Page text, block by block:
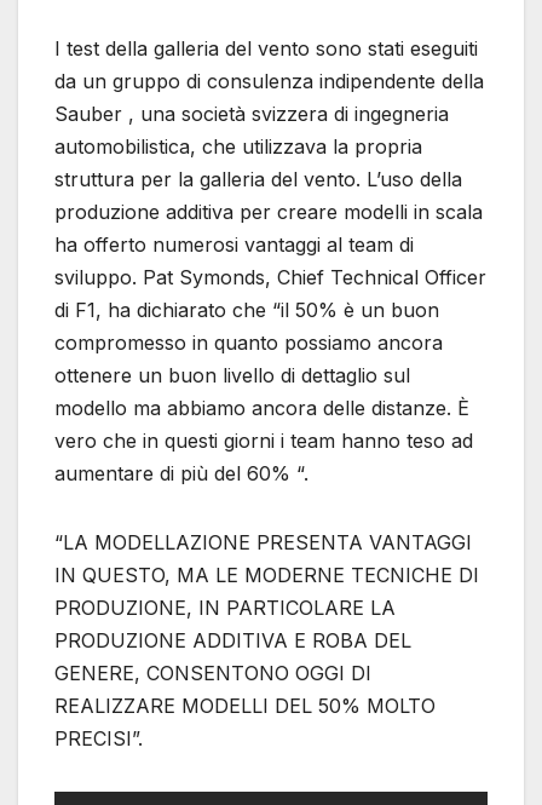
I test della galleria del vento sono stati eseguiti
da un gruppo di consulenza indipendente della
Sauber , una società svizzera di ingegneria
automobilistica, che utilizzava la propria
struttura per la galleria del vento. L’uso della
produzione additiva per creare modelli in scala
ha offerto numerosi vantaggi al team di
sviluppo. Pat Symonds, Chief Technical Officer
di F1, ha dichiarato che “il 50% è un buon
compromesso in quanto possiamo ancora
ottenere un buon livello di dettaglio sul
modello ma abbiamo ancora delle distanze. È
vero che in questi giorni i team hanno teso ad
aumentare di più del 60% “.
“LA MODELLAZIONE PRESENTA VANTAGGI
IN QUESTO, MA LE MODERNE TECNICHE DI
PRODUZIONE, IN PARTICOLARE LA
PRODUZIONE ADDITIVA E ROBA DEL
GENERE, CONSENTONO OGGI DI
REALIZZARE MODELLI DEL 50% MOLTO
PRECISI”.